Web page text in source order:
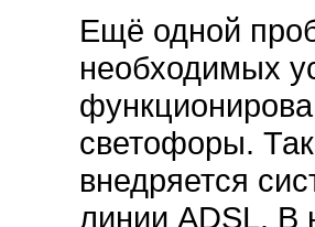
Ещё одной
необходимых
светофоры.
внедряется
линии ADSL. В